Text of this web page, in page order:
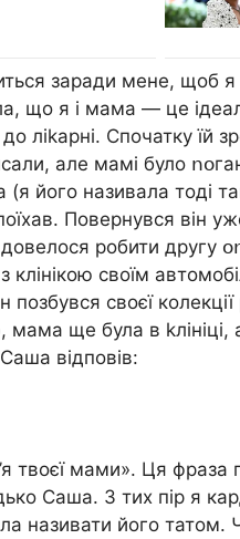
заради мене, щоб
що я і мама — це
ліkарні. Спочатку їй
але мамі було
його називала тоді
Повернувся він
робити другу
клінікою своїм
позбувся своєї
мама ще була в kлініці,
відповів:
твоєї мами». Ця фраза
Саша. З тих пір я
називати його татом.